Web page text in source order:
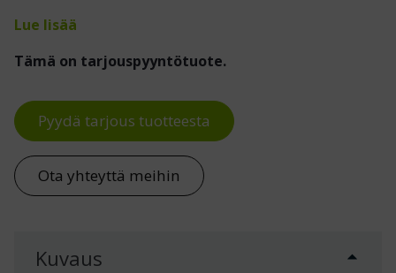
Lue lisää
Tämä on tarjouspyyntötuote.
Pyydä tarjous tuotteesta
Ota yhteyttä meihin
Kuvaus